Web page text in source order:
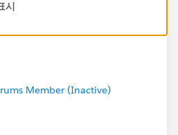
시
Member (Inactive)